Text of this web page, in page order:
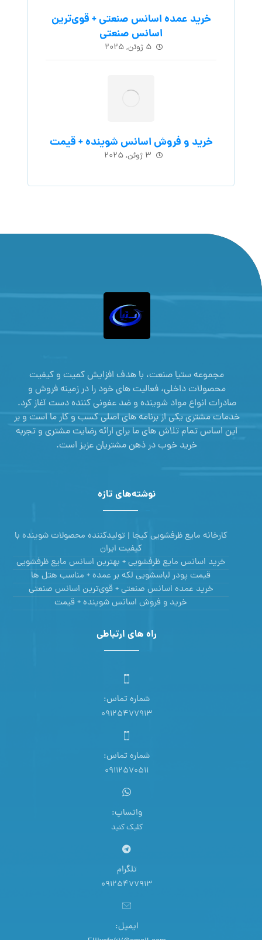
خرید عمده اسانس صنعتی + قوی‌ترین
اسانس‌ صنعتی
۵ ژوئن, ۲۰۲۵
خرید و فروش اسانس شوینده + قیمت
۳ ژوئن, ۲۰۲۵
مجموعه ستیا صنعت، با هدف افزایش کمیت و کیفیت
محصولات داخلی، فعالیت های خود را در زمینه فروش و
صادرات انواع مواد شوینده و ضد عفونی کننده دست آغاز کرد.
خدمات مشتری یکی از برنامه های اصلی کسب و کار ما است و بر
این اساس تمام تلاش های ما برای ارائه رضایت مشتری و تجربه
خرید خوب در ذهن مشتریان عزیز است.
نوشته‌های تازه
کارخانه مایع ظرفشویی کیجا | تولیدکننده محصولات شوینده با
کیفیت ایران
خرید اسانس مایع ظرفشویی + بهترین اسانس مایع ظرفشویی
قیمت پودر لباسشویی لکه بر عمده + مناسب هتل ها
خرید عمده اسانس صنعتی + قوی‌ترین اسانس‌ صنعتی
خرید و فروش اسانس شوینده + قیمت
راه های ارتباطی
شماره تماس:
09125477913
شماره تماس:
09112570511
واتساپ:
کلیک کنید
تلگرام
09125477913
ایمیل: